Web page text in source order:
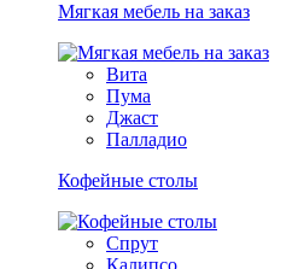
Мягкая мебель на заказ
Вита
Пума
Джаст
Палладио
Кофейные столы
Спрут
Калипсо